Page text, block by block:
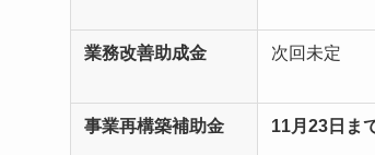
業務改善助成金 次回未定
事業再構築補助金 11月23日ま